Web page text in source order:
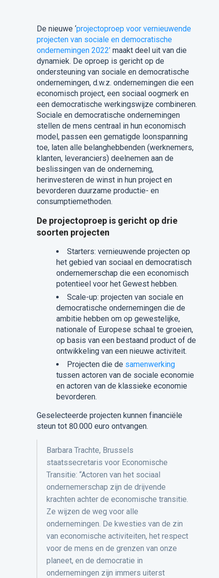
De nieuwe ‘projectoproep voor vernieuwende
projecten van sociale en democratische
ondernemingen 2022’ maakt deel uit van die
dynamiek. De oproep is gericht op de
ondersteuning van sociale en democratische
ondernemingen, d.w.z. ondernemingen die een
economisch project, een sociaal oogmerk en
een democratische werkingswijze combineren.
Sociale en democratische ondernemingen
stellen de mens centraal in hun economisch
model, passen een gematigde loonspanning
toe, laten alle belanghebbenden (werknemers,
klanten, leveranciers) deelnemen aan de
beslissingen van de onderneming,
herinvesteren de winst in hun project en
bevorderen duurzame productie- en
consumptiemethoden.
De projectoproep is gericht op drie
soorten projecten
Starters: vernieuwende projecten op
het gebied van sociaal en democratisch
ondernemerschap die een economisch
potentieel voor het Gewest hebben.
Scale-up: projecten van sociale en
democratische ondernemingen die de
ambitie hebben om op gewestelijke,
nationale of Europese schaal te groeien,
op basis van een bestaand product of de
ontwikkeling van een nieuwe activiteit.
Projecten die de samenwerking
tussen actoren van de sociale economie
en actoren van de klassieke economie
bevorderen.
Geselecteerde projecten kunnen financiële
steun tot 80.000 euro ontvangen.
Barbara Trachte, Brussels
staatssecretaris voor Economische
Transitie: “Actoren van het sociaal
ondernemerschap zijn de drijvende
krachten achter de economische transitie.
Ze wijzen de weg voor alle
ondernemingen. De kwesties van de zin
van economische activiteiten, het respect
voor de mens en de grenzen van onze
planeet, en de democratie in
ondernemingen zijn immers uiterst